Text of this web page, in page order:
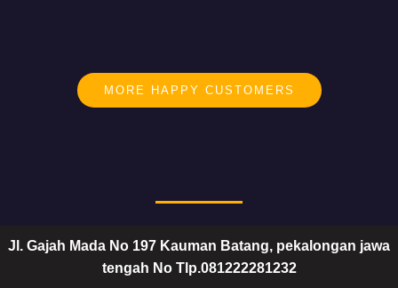
MORE HAPPY CUSTOMERS
Jl. Gajah Mada No 197 Kauman Batang, pekalongan jawa
tengah No Tlp.081222281232